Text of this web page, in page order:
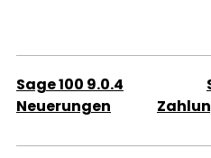
Sage 100 9.0.4
Neuerungen